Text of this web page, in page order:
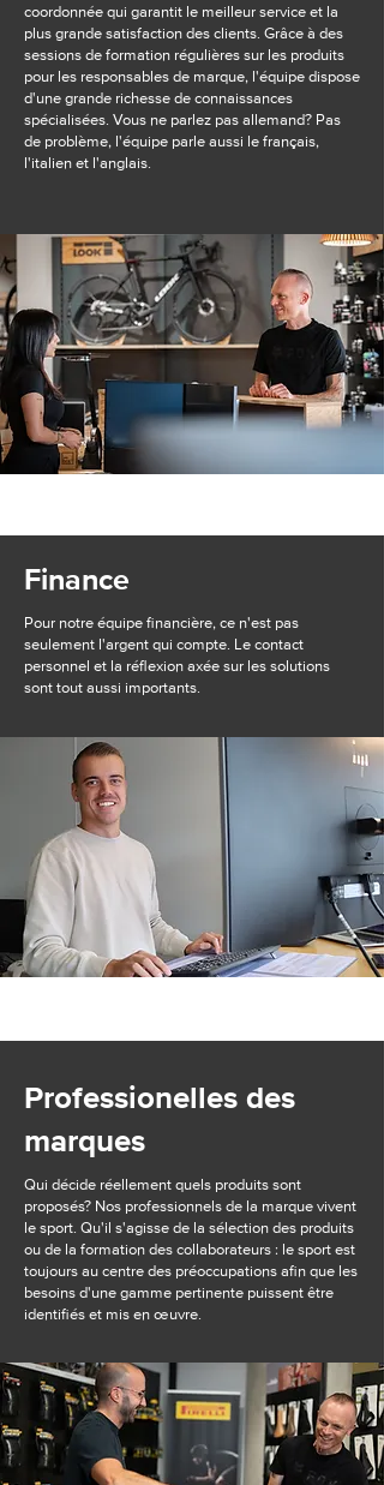
coordonnée qui garantit le meilleur service et la
plus grande satisfaction des clients. Grâce à des
sessions de formation régulières sur les produits
pour les responsables de marque, l'équipe dispose
d'une grande richesse de connaissances
spécialisées. Vous ne parlez pas allemand? Pas
de problème, l'équipe parle aussi le français,
l'italien et l'anglais.
Finance
Pour notre équipe financière, ce n'est pas
seulement l'argent qui compte. Le contact
personnel et la réflexion axée sur les solutions
sont tout aussi importants.
Professionelles des
marques
Qui décide réellement quels produits sont
proposés? Nos professionnels de la marque vivent
le sport. Qu'il s'agisse de la sélection des produits
ou de la formation des collaborateurs : le sport est
toujours au centre des préoccupations afin que les
besoins d'une gamme pertinente puissent être
identifiés et mis en œuvre.